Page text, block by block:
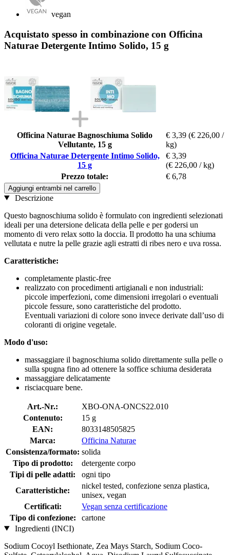
vegan
Acquistato spesso in combinazione con Officina
Naturae Detergente Intimo Solido, 15 g
Officina Naturae Bagnoschiuma Solido
Vellutante, 15 g
€ 3,39 (€ 226,00 /
kg)
Officina Naturae Detergente Intimo Solido,
15 g
€ 3,39
(€ 226,00 / kg)
Prezzo totale:
€ 6,78
Aggiungi entrambi nel carrello
Descrizione
Questo bagnoschiuma solido è formulato con ingredienti selezionati
ideali per una detersione delicata della pelle e per godersi un
momento di vero relax sotto la doccia. Il prodotto ha una schiuma
vellutata e nutre la pelle grazie agli estratti di ribes nero e uva rossa.
Caratteristiche:
completamente plastic-free
realizzato con procedimenti artigianali e non industriali:
piccole imperfezioni, come dimensioni irregolari o eventuali
piccole fessure, sono caratteristiche del prodotto.
Eventuali variazioni di colore sono invece derivate dall’uso di
coloranti di origine vegetale.
Modo d'uso:
massaggiare il bagnoschiuma solido direttamente sulla pelle o
sulla spugna fino ad ottenere la soffice schiuma desiderata
massaggiare delicatamente
risciacquare bene.
Art.-Nr.:
XBO-ONA-ONCS22.010
Contenuto:
15 g
EAN:
8033148505825
Marca:
Officina Naturae
Consistenza/formato: solida
Tipo di prodotto:
detergente corpo
Tipi di pelle adatti:
ogni tipo
Caratteristiche:
nickel tested, confezione senza plastica,
unisex, vegan
Certificati:
Vegan senza certificazione
Tipo di confezione:
cartone
Ingredienti (INCI)
Sodium Cocoyl Isethionate, Zea Mays Starch, Sodium Coco­